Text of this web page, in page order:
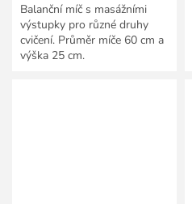
Balanční míč s masážními
výstupky pro různé druhy
cvičení. Průměr míče 60 cm a
výška 25 cm.